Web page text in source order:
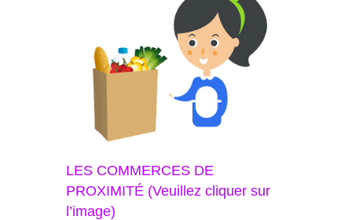
LES COMMERCES DE
PROXIMITÉ (Veuillez cliquer sur
l’image)